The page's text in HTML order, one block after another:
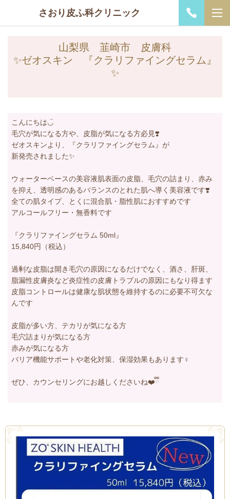
さおり皮ふ科クリニック
山梨県 韮崎市 皮膚科
​✨ゼオスキン 『クラリファイングセラム』
✨
こんにちは◡̈
毛穴が気になる方や、皮脂が気になる方必見❣️
ゼオスキンより、『クラリファイングセラム』が
新発売されました✨️
ウォーターベースの美容液肌表面の皮脂、毛穴の詰まり、赤み
を抑え、透明感のあるバランスのとれた肌へ導く美容液です❣️
全ての肌タイプ、とくに混合肌・脂性肌におすすめです
アルコールフリー・無香料です
『クラリファイングセラム 50ml』
15,840円（税込）
過剰な皮脂は開き毛穴の原因になるだけでなく、酒さ、肝斑、
脂漏性皮膚炎など炎症性の皮膚トラブルの原因にもなり得ます
皮脂コントロールは健康な肌状態を維持するのに必要不可欠な
んです
皮脂が多い方、テカリが気になる方
毛穴詰まりが気になる方
赤みが気になる方
バリア機能サポートや老化対策、保湿効果もあります‍♀️
ぜひ、カウンセリングにお越しくださいね❤️ྀི